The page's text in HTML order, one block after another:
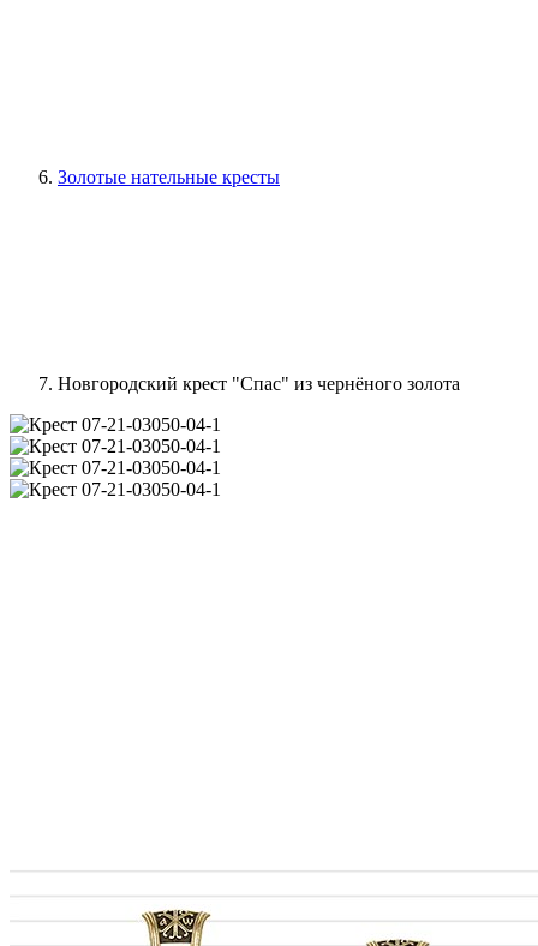
Золотые нательные кресты
Новгородский крест "Спас" из чернёного золота